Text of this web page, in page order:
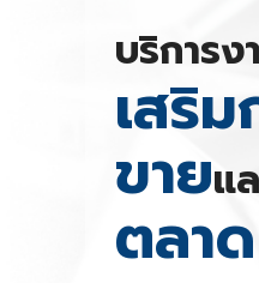
บริการง
เสริม
ขายแ
ตลาด